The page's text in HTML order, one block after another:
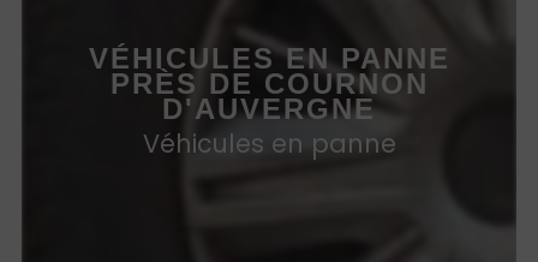
VÉHICULES EN PANNE
PRÈS DE COURNON
D'AUVERGNE
Véhicules en panne